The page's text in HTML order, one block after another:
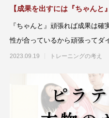
【成果を出すには『ちゃんと
『ちゃんと』頑張れば成果は
性が合っているから頑張ってダ
人にスタ
2023.09.19 トレーニングの考え